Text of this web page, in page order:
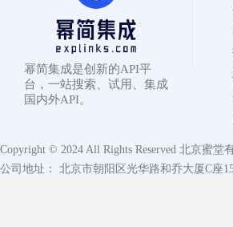
幂简集成是创新的API平
台，一站搜索、试用、集成
国内外API。
Copyright © 2024 All Rights Reserved 北京蜜堂
公司地址： 北京市朝阳区光华路和乔大厦C座